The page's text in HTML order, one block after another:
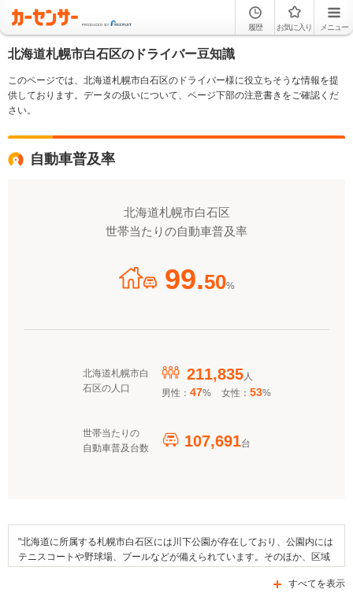
履歴 お気に入り メニュー
北海道札幌市白石区のドライバー豆知識
このページでは、北海道札幌市白石区のドライバー様に役立ちそうな情報を提
供しております。データの扱いについて、ページ下部の注意書きをご確認くだ
さい。
自動車普及率
北海道札幌市白石区
世帯当たりの自動車普及率
99.50%
北海道札幌市白
石区の人口
211,835人
男性： 47% 女性： 53%
世帯当たりの
自動車普及台数
107,691台
"北海道に所属する札幌市白石区には川下公園が存在しており、公園内には
テニスコートや野球場、プールなどが備えられています。そのほか、区域
られています。また、この区域内の大部分は住宅地で占められており、田
すべてを表示